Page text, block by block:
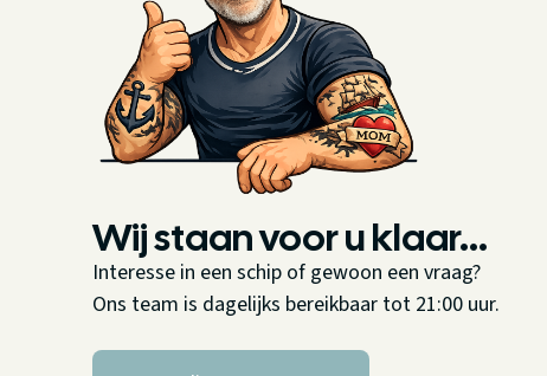
Wij staan voor u klaar...
Interesse in een schip of gewoon een vraag?
Ons team is dagelijks bereikbaar tot 21:00 uur.